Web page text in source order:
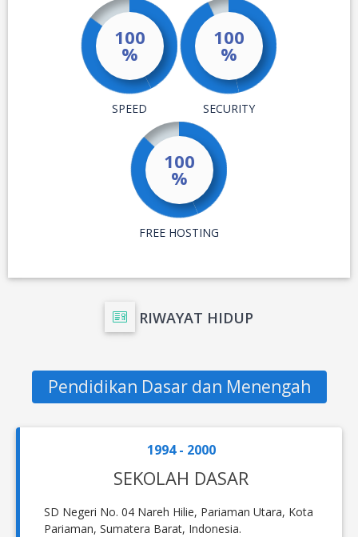
RIWAYAT HIDUP
Pendidikan Dasar dan Menengah
1994 - 2000
SEKOLAH DASAR
SD Negeri No. 04 Nareh Hilie, Pariaman Utara, Kota
Pariaman, Sumatera Barat, Indonesia.